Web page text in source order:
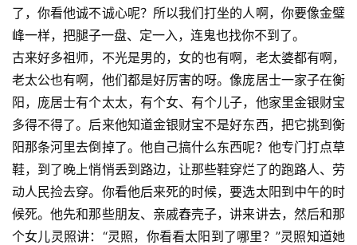
了，你看他诚不诚心呢？所以我们打坐的人啊，你要像金璧
峰一样，把腿子一盘、定一入，连鬼也找你不到了。
古来好多祖师，不光是男的，女的也有啊，老太婆都有啊，
老太公也有啊，他们都是好厉害的呀。像庞居士一家子在衡
阳，庞居士有个太太，有个女、有个儿子，他家里金银财宝
多得不得了。后来他知道金银财宝不是好东西，把它挑到衡
阳那条河里去倒掉了。他自己搞什么东西呢？他专门打点草
鞋，到了晚上悄悄丢到路边，让那些鞋穿烂了的跑路人、劳
动人民捡去穿。你看他后来死的时候，要选太阳到中午的时
候死。他先和那些朋友、亲戚舂壳子，讲来讲去，然后和那
个女儿灵照讲：“灵照，你看看太阳到了哪里？”灵照知道她